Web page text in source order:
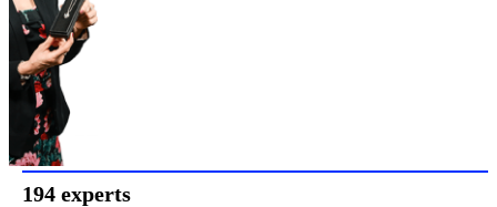
194 experts